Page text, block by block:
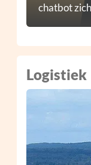
chatbot
Logistiek